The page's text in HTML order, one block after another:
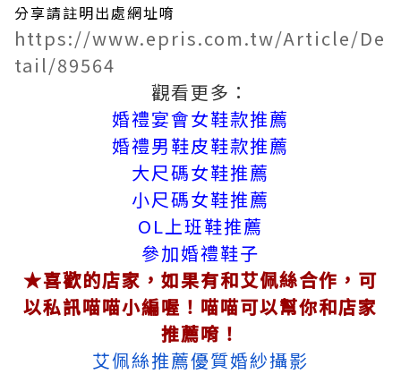
分享請註明出處網址唷
https://www.epris.com.tw/Article/De
tail/89564
觀看更多：
婚禮宴會女鞋款推薦
婚禮男鞋皮鞋款推薦
大尺碼女鞋推薦
小尺碼女鞋推薦
OL上班鞋推薦
參加婚禮鞋子
★喜歡的店家，如果有和艾佩絲合作，可
以私訊喵喵小編喔！喵喵可以幫你和店家
推薦唷！
艾佩絲推薦優質婚紗攝影